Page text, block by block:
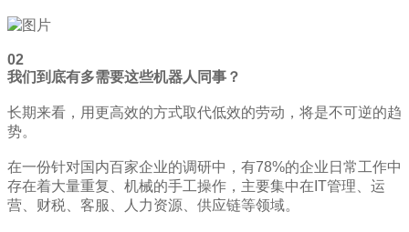
02
我们到底有多需要这些机器人同事？
长期来看，用更高效的方式取代低效的劳动，将是不可逆的趋
势。
在一份针对国内百家企业的调研中，有78%的企业日常工作中
存在着大量重复、机械的手工操作，主要集中在IT管理、运
营、财税、客服、人力资源、供应链等领域。